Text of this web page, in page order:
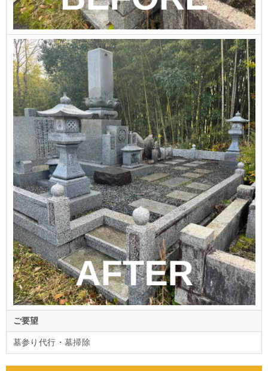
ご要望
墓参り代行・墓掃除